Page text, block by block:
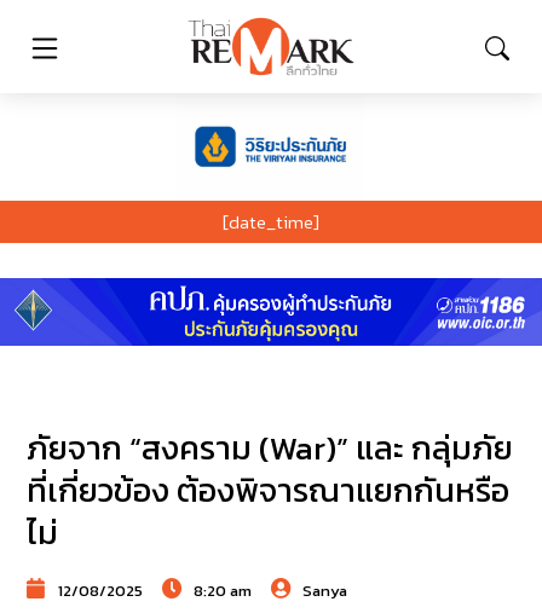
[date_time]
ภัยจาก “สงคราม (War)” และ กลุ่มภัย
ที่เกี่ยวข้อง ต้องพิจารณาแยกกันหรือ
ไม่
12/08/2025 8:20 am Sanya